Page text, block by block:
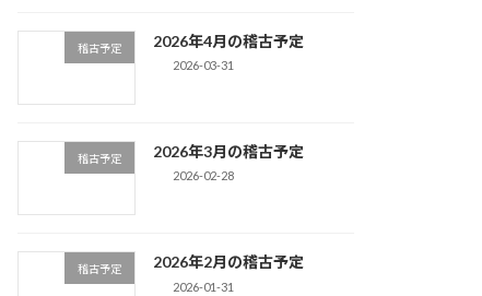
稽古予定 2026年4月の稽古予定
2026-03-31
稽古予定 2026年3月の稽古予定
2026-02-28
稽古予定 2026年2月の稽古予定
2026-01-31